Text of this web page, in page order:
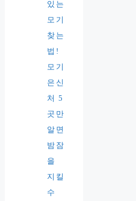
있는
모기
찾는
법!
모기
은신
처 5
곳만
알면
밤잠
을
지킬
수